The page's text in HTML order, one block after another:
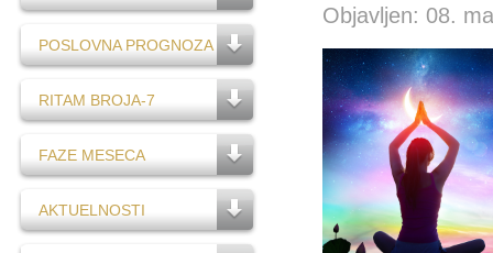
POSLOVNA PROGNOZA
RITAM BROJA-7
FAZE MESECA
AKTUELNOSTI
Objavljen: 08.